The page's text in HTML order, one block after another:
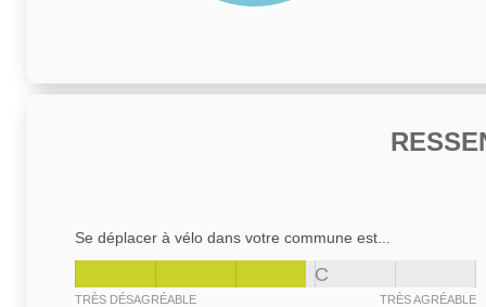
Se déplacer à vélo dans votre commune est...
C
TRÈS DÉSAGRÉABLE TRÈS AGRÉABLE